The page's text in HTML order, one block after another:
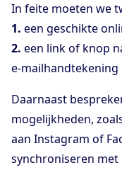
In feite moeten we
1. een geschikte
2. een link of knop
e-mailhandtekening
Daarnaast
mogelijkheden,
aan Instagram of
synchroniseren met